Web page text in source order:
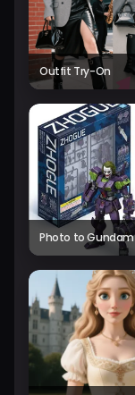
Outfit Try-On
Photo to Gundam